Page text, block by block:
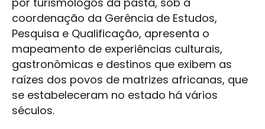
coordenação da Gerência de Estudos,
Pesquisa e Qualificação, apresenta o
mapeamento de experiências culturais,
gastronômicas e destinos que exibem as
raízes dos povos de matrizes africanas, que
se estabeleceram no estado há vários
séculos.